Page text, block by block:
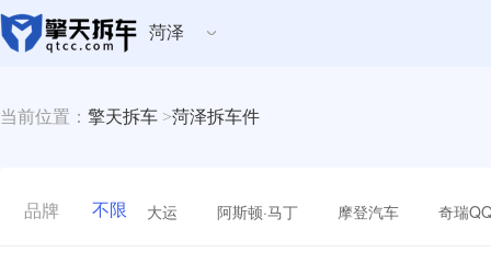
菏泽
当前位置： 擎天拆车 >菏泽拆车件
品牌 不限 大运 阿斯顿·马丁 摩登汽车 奇瑞